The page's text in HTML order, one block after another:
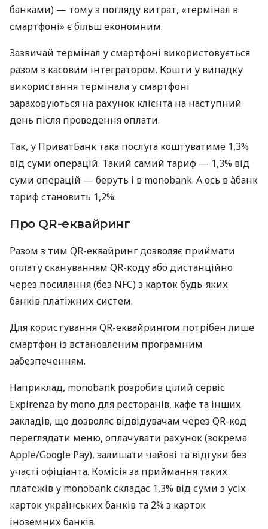
банками) — тому з погляду витрат, «термінал в
смартфоні» є більш економним.
Зазвичай термінал у смартфоні використовується
разом з касовим інтегратором. Кошти у випадку
використання термінала у смартфоні
зараховуються на рахунок клієнта на наступний
день після проведення оплати.
Так, у ПриватБанк така послуга коштуватиме 1,3%
від суми операцій. Такий самий тариф — 1,3% від
суми операцій — беруть і в monobank. А ось в àбанк
тариф становить 1,2%.
Про QR-еквайринг
Разом з тим QR-еквайринг дозволяє приймати
оплату скануванням QR-коду або дистанційно
через посилання (без NFC) з карток будь-яких
банків платіжних систем.
Для користування QR-еквайрингом потрібен лише
смартфон із встановленим програмним
забезпеченням.
Наприклад, monobank розробив цілий сервіс
Expirenza by mono для ресторанів, кафе та інших
закладів, що дозволяє відвідувачам через QR-код
переглядати меню, оплачувати рахунок (зокрема
Apple/Google Pay), залишати чайові та відгуки без
участі офіціанта. Комісія за приймання таких
платежів у monobank складає 1,3% від суми з усіх
карток українських банків та 2% з карток
іноземних банків.